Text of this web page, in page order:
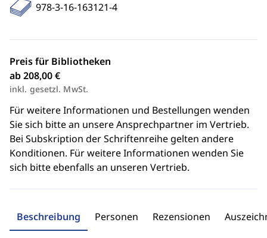
978-3-16-163121-4
Preis für Bibliotheken
ab 208,00 €
inkl. gesetzl. MwSt.
Für weitere Informationen und Bestellungen wenden
Sie sich bitte an unsere Ansprechpartner im Vertrieb.
Bei Subskription der Schriftenreihe gelten andere
Konditionen. Für weitere Informationen wenden Sie
sich bitte ebenfalls an unseren Vertrieb.
Beschreibung Personen Rezensionen